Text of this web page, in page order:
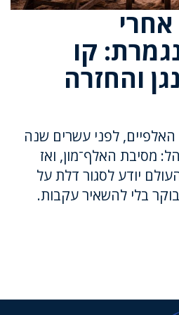
קו
והחזרה
האלפיים, לפני עשרים שנה
מסיבת האלף־מון, ואז
יודע לסגור דלת על
בלי להשאיר עקבות.